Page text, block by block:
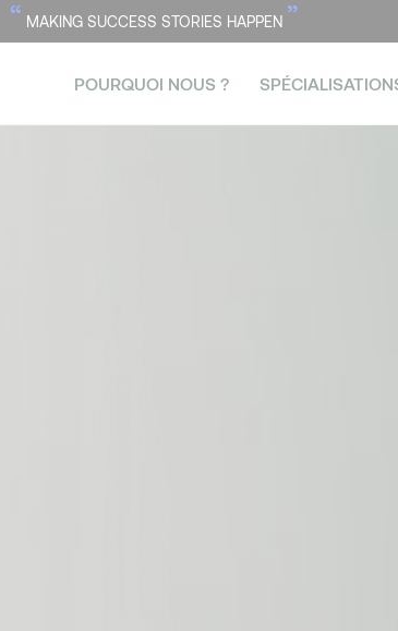
“ MAKING SUCCESS STORIES HAPPEN ”
POURQUOI NOUS ?